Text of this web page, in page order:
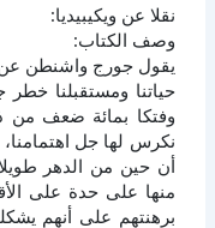
نقلا عن ويكيبيديا:
وصف الكتاب:
يقول جورج واشنطن عن
حياتنا ومستقبلنا
وفتكا بمائة ضعف من
نكرس لها جل
أن حين من الدهر
منها على حدة على
برهنتهم على أنهم